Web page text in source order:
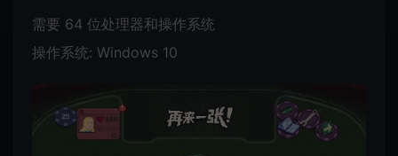
需要 64 位处理器和操作系统
操作系统: Windows 10